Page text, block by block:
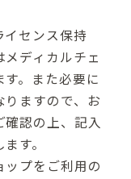
イセンス保持
ディカルチェ
。また必要に
ますので、お
認の上、記入
す。
プをご利用の